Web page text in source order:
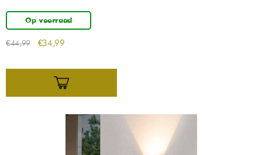
Op voorraad
€44,99 €34,99